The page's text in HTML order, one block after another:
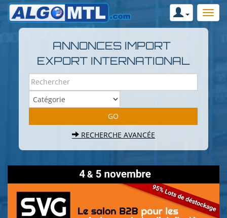
ANNONCES IMPORT
EXPORT INTERNATIONAL
RECHERCHE AVANCÉE